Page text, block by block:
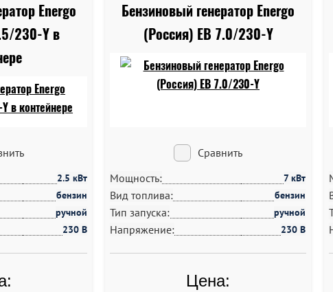
Energo
230-Y в
2.5 кВт
бензин
ручной
230 В
Бензиновый генератор Energo
(Россия) EB 7.0/230-Y
Сравнить
Мощность:
7 кВт
Вид топлива: бензин
Тип запуска: ручной
Напряжение: 230 В
Цена: